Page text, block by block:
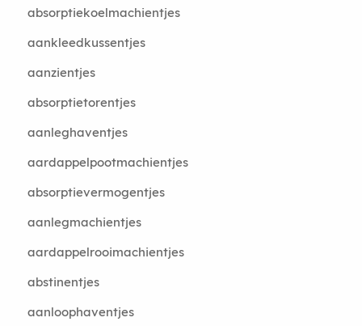
absorptiekoelmachientjes
aankleedkussentjes
aanzientjes
absorptietorentjes
aanleghaventjes
aardappelpootmachientjes
absorptievermogentjes
aanlegmachientjes
aardappelrooimachientjes
abstinentjes
aanloophaventjes